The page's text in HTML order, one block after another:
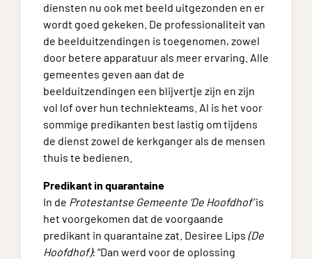
diensten nu ook met beeld uitgezonden en er
wordt goed gekeken. De professionaliteit van
de beelduitzendingen is toegenomen, zowel
door betere apparatuur als meer ervaring. Alle
gemeentes geven aan dat de
beelduitzendingen een blijvertje zijn en zijn
vol lof over hun techniekteams. Al is het voor
sommige predikanten best lastig om tijdens
de dienst zowel de kerkganger als de mensen
thuis te bedienen.
Predikant in quarantaine
In de Protestantse Gemeente ‘De Hoofdhof’is
het voorgekomen dat de voorgaande
predikant in quarantaine zat. Desiree Lips (De
Hoofdhof): “Dan werd voor de oplossing